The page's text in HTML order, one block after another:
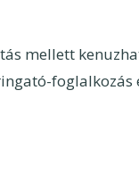
mellett
foglalkozás